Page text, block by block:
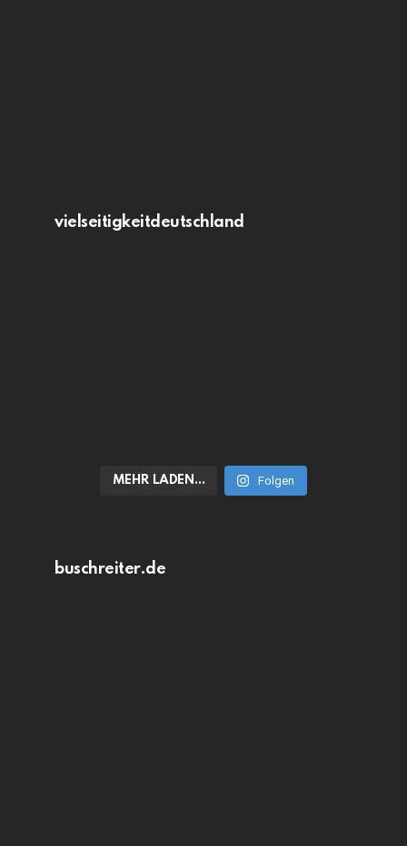
vielseitigkeitdeutschland
MEHR LADEN… Folgen
buschreiter.de